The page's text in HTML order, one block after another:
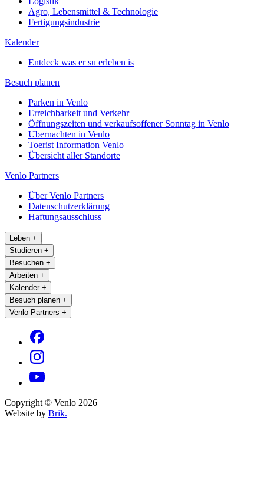
Agro, Lebensmittel & Technologie
Fertigungsindustrie
Kalender
Entdeck was er su erleben is
Besuch planen
Parken in Venlo
Erreichbarkeit und Verkehr
Öffnungszeiten und verkaufsoffener Sonntag in Venlo
Ubernachten in Venlo
Toerist Information Venlo
Übersicht aller Standorte
Venlo Partners
Über Venlo Partners
Datenschutzerklärung
Haftungsausschluss
Leben +
Studieren +
Besuchen +
Arbeiten +
Kalender +
Besuch planen +
Venlo Partners +
Copyright © Venlo 2026
Website by Brik.